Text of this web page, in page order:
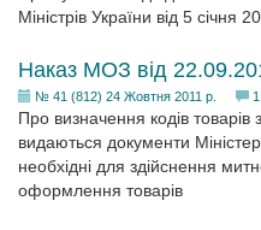
Міністрів України від 5 січня
Наказ МОЗ від
№ 41 (812) 24 Жовтня 2011 р. 1
Про визначення кодів товарів
видаються документи
необхідні для здійснення
оформлення товарів